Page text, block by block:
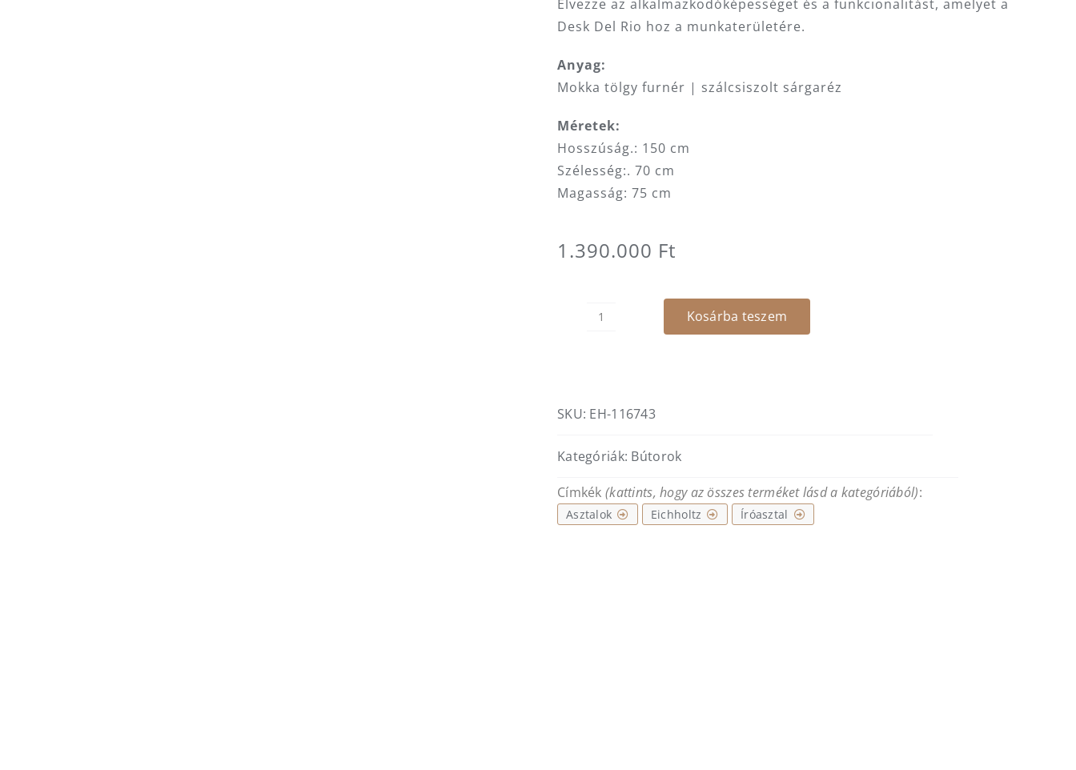
Élvezze az alkalmazkodóképességet és a funkcionalitást, amelyet a
Desk Del Rio hoz a munkaterületére.
Anyag:
Mokka tölgy furnér | szálcsiszolt sárgaréz
Méretek:
Hosszúság.: 150 cm
Szélesség:. 70 cm
Magasság: 75 cm
1.390.000 Ft
Asztal
mennyiség
Kosárba teszem
SKU: EH-116743
Kategóriák: Bútorok
Címkék (kattints, hogy az összes terméket lásd a kategóriából):
Asztalok Eichholtz Íróasztal